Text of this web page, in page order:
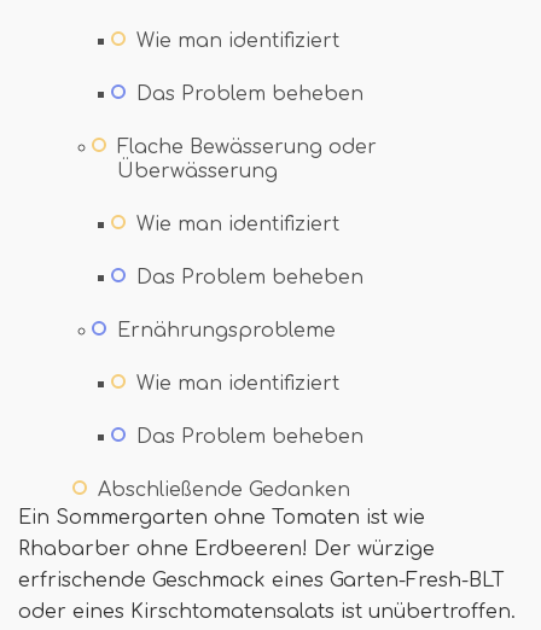
Wie man identifiziert
Das Problem beheben
Flache Bewässerung oder
Überwässerung
Wie man identifiziert
Das Problem beheben
Ernährungsprobleme
Wie man identifiziert
Das Problem beheben
Abschließende Gedanken
Ein Sommergarten ohne Tomaten ist wie
Rhabarber ohne Erdbeeren! Der würzige
erfrischende Geschmack eines Garten-Fresh-BLT
oder eines Kirschtomatensalats ist unübertroffen.